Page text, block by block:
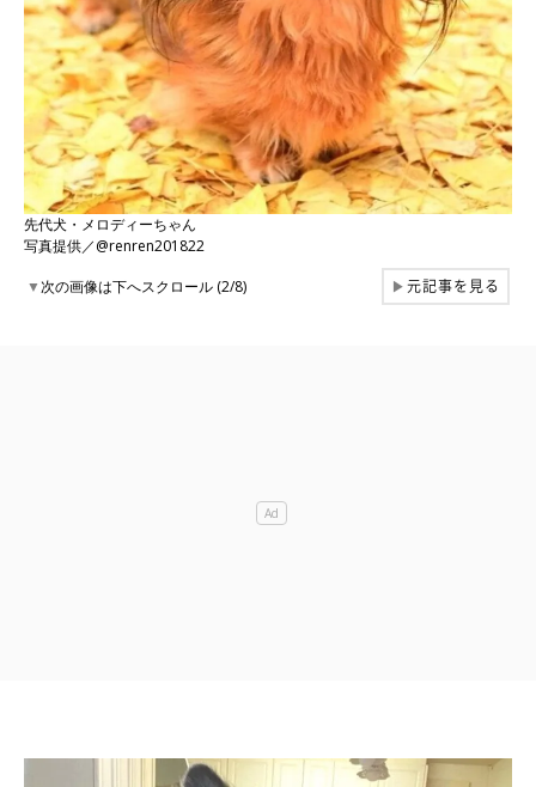
先代犬・メロディーちゃん
写真提供／@renren201822
▼次の画像は下へスクロール (2/8) ▶元記事を見る